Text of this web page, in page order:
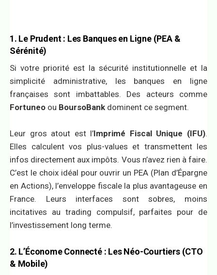
1. Le Prudent : Les Banques en Ligne (PEA &
Sérénité)
Si votre priorité est la sécurité institutionnelle et la
simplicité administrative, les banques en ligne
françaises sont imbattables. Des acteurs comme
Fortuneo ou BoursoBank dominent ce segment.
Leur gros atout est l’Imprimé Fiscal Unique (IFU).
Elles calculent vos plus-values et transmettent les
infos directement aux impôts. Vous n’avez rien à faire.
C’est le choix idéal pour ouvrir un PEA (Plan d’Épargne
en Actions), l’enveloppe fiscale la plus avantageuse en
France. Leurs interfaces sont sobres, moins
incitatives au trading compulsif, parfaites pour de
l’investissement long terme.
2. L’Économe Connecté : Les Néo-Courtiers (CTO
& Mobile)